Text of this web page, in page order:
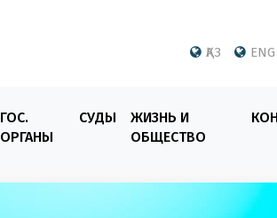
ҚАЗ ENG
ГОС.
ОРГАНЫ
СУДЫ
ЖИЗНЬ И
ОБЩЕСТВО